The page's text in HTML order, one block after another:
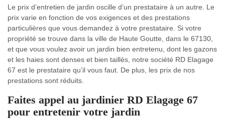
Le prix d’entretien de jardin oscille d’un prestataire à un autre. Le
prix varie en fonction de vos exigences et des prestations
particulières que vous demandez à votre prestataire. Si votre
propriété se trouve dans la ville de Haute Goutte, dans le 67130,
et que vous voulez avoir un jardin bien entretenu, dont les gazons
et les haies sont denses et bien taillés, notre société RD Elagage
67 est le prestataire qu’il vous faut. De plus, les prix de nos
prestations sont réduits.
Faites appel au jardinier RD Elagage 67
pour entretenir votre jardin